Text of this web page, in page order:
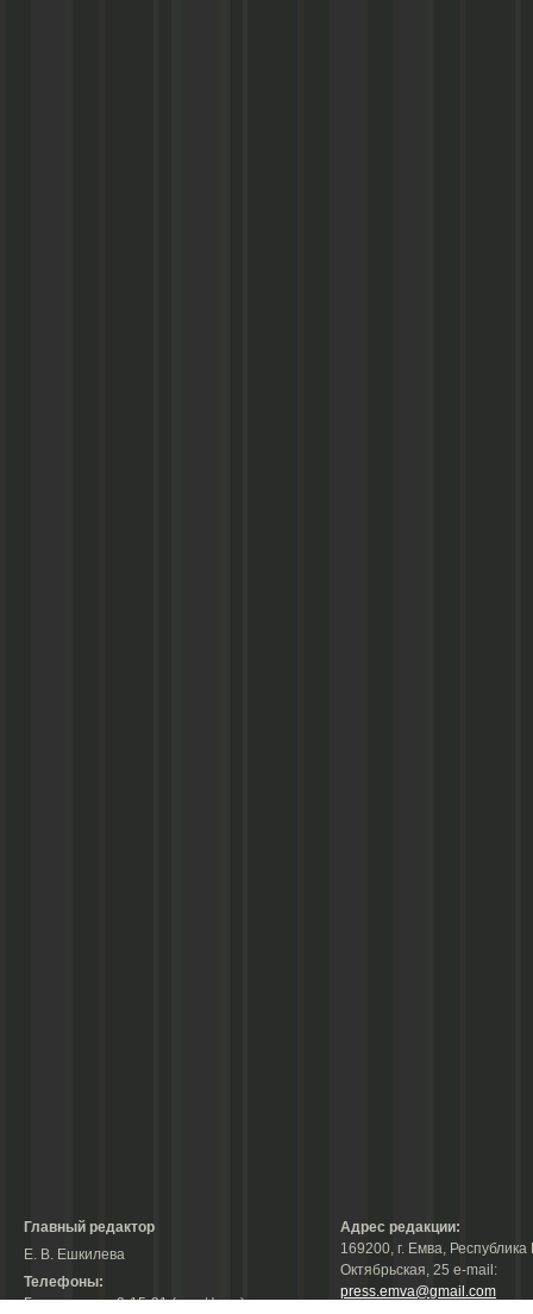
Главный редактор
Е. В. Ешкилева
Телефоны:
Гл. редактор: 2-15-31 (тел./факс);
Адрес редакции:
169200, г. Емва, Республика
Октябрьская, 25 е-mail:
press.emva@gmail.com